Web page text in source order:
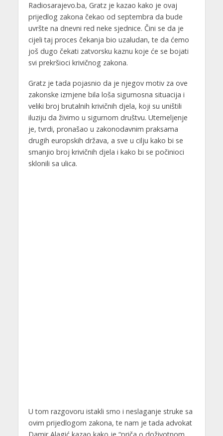
Radiosarajevo.ba, Gratz je kazao kako je ovaj
prijedlog zakona čekao od septembra da bude
uvršte na dnevni red neke sjednice. Čini se da je
cijeli taj proces čekanja bio uzaludan, te da ćemo
još dugo čekati zatvorsku kaznu koje će se bojati
svi prekršioci krivičnog zakona.
Gratz je tada pojasnio da je njegov motiv za ove
zakonske izmjene bila loša sigurnosna situacija i
veliki broj brutalnih krivičnih djela, koji su uništili
iluziju da živimo u sigurnom društvu. Utemeljenje
je, tvrdi, pronašao u zakonodavnim praksama
drugih europskih država, a sve u cilju kako bi se
smanjio broj krivičnih djela i kako bi se počinioci
sklonili sa ulica.
U tom razgovoru istakli smo i neslaganje struke sa
ovim prijedlogom zakona, te nam je tada advokat